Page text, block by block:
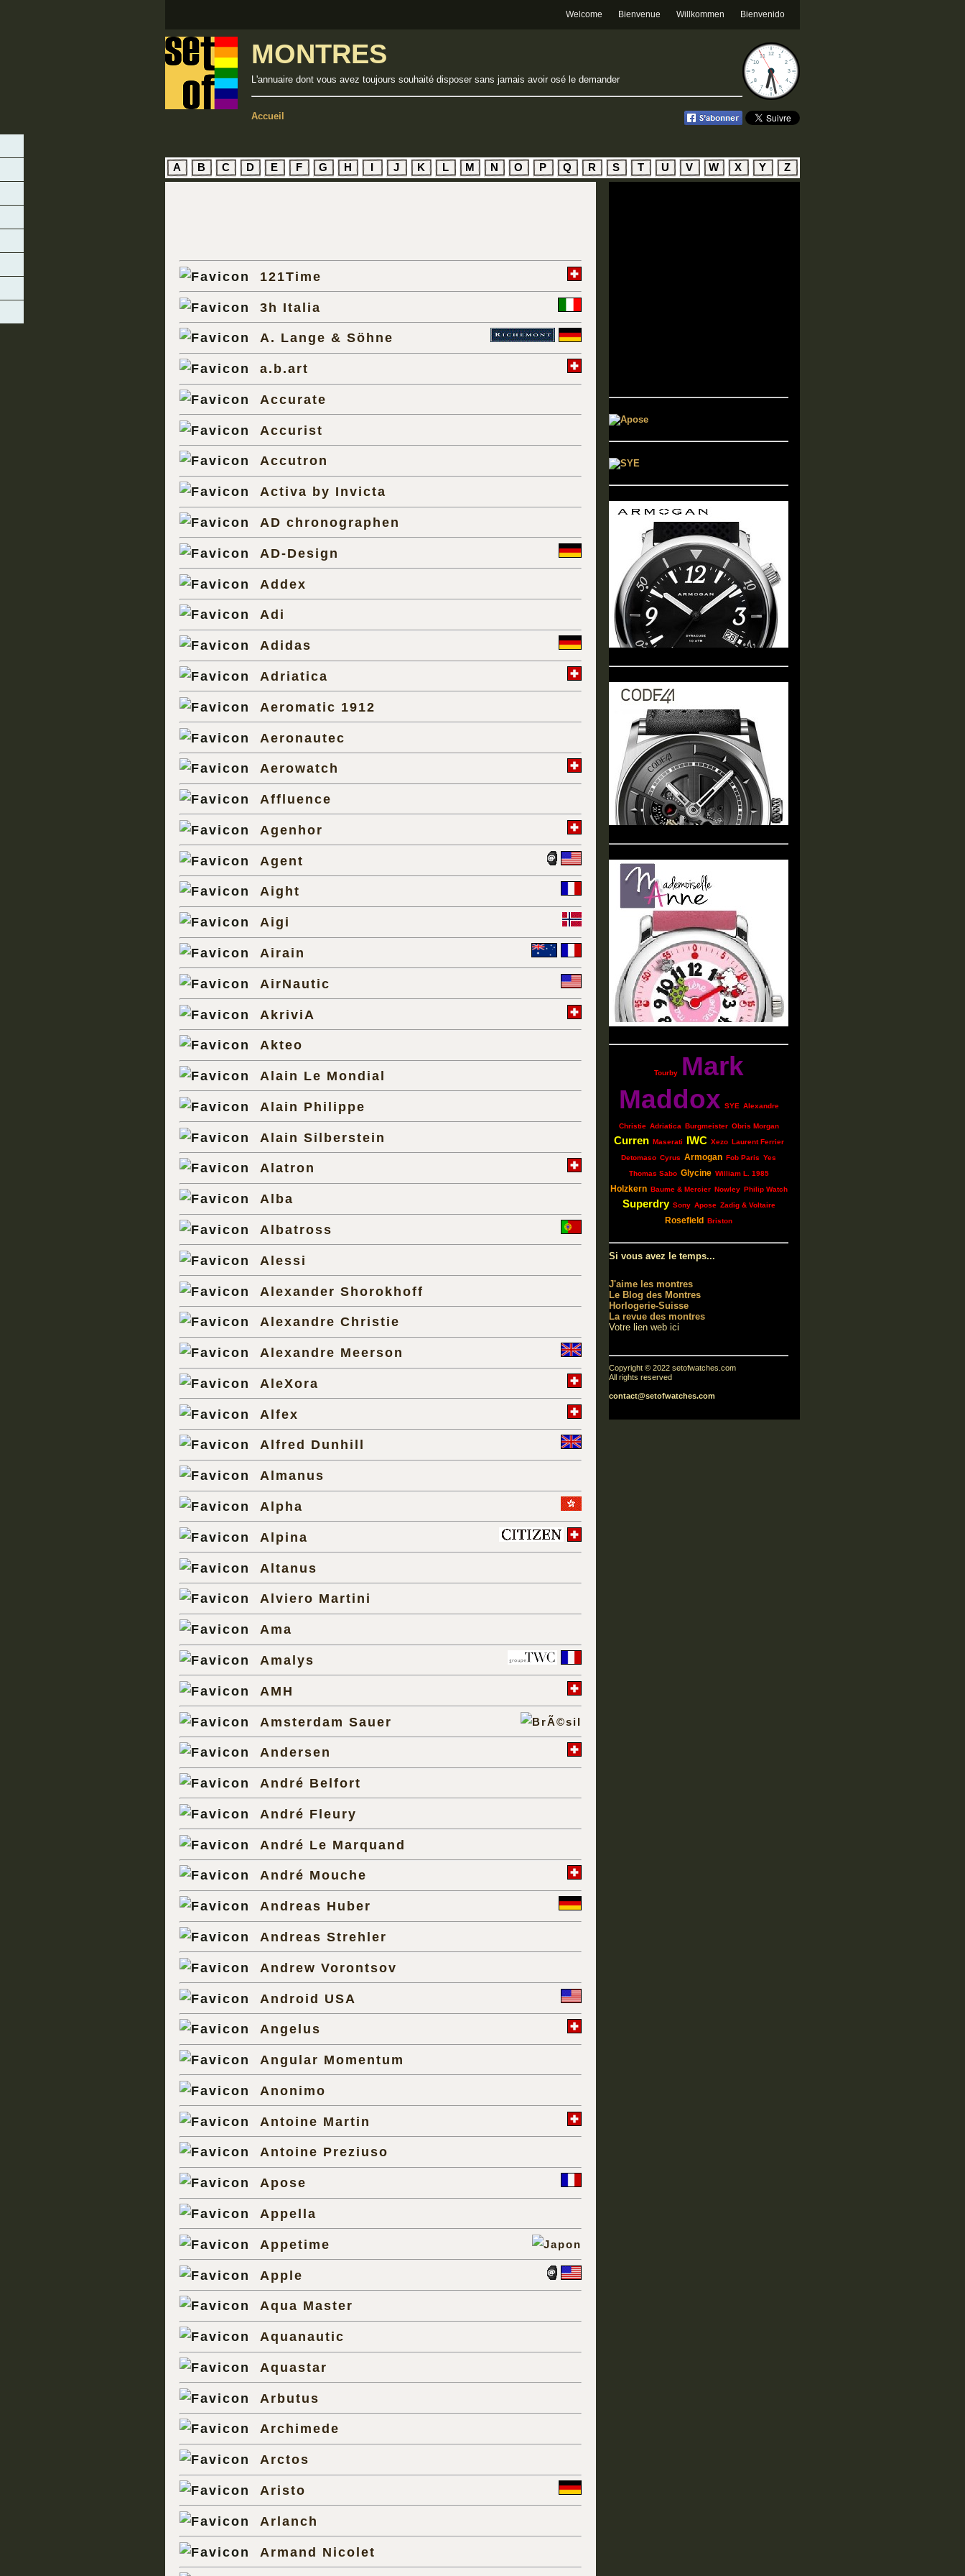
Bienvenido
Willkommen
Bienvenue
Welcome
MONTRES
L'annuaire dont vous avez toujours souhaité disposer sans jamais avoir osé le demander
Accueil
A B C D E F G H I J K L M N O P Q R S T U V W X Y Z
121Time
3h Italia
A. Lange & Söhne
a.b.art
Accurate
Accurist
Accutron
Activa by Invicta
AD chronographen
AD-Design
Addex
Adi
Adidas
Adriatica
Aeromatic 1912
Aeronautec
Aerowatch
Affluence
Agenhor
Agent
Aight
Aigi
Airain
AirNautic
AkriviA
Akteo
Alain Le Mondial
Alain Philippe
Alain Silberstein
Alatron
Alba
Albatross
Alessi
Alexander Shorokhoff
Alexandre Christie
Alexandre Meerson
AleXora
Alfex
Alfred Dunhill
Almanus
Alpha
Alpina
Altanus
Alviero Martini
Ama
Amalys
AMH
Amsterdam Sauer
Andersen
André Belfort
André Fleury
André Le Marquand
André Mouche
Andreas Huber
Andreas Strehler
Andrew Vorontsov
Android USA
Angelus
Angular Momentum
Anonimo
Antoine Martin
Antoine Preziuso
Apose
Appella
Appetime
Apple
Aqua Master
Aquanautic
Aquastar
Arbutus
Archimede
Arctos
Aristo
Arlanch
Armand Nicolet
Tourby
Mark
Maddox SYE Alexandre
Christie Adriatica Burgmeister Obris Morgan
Curren Maserati IWC Xezo Laurent Ferrier
Detomaso Cyrus Armogan Fob Paris Yes
Thomas Sabo Glycine William L. 1985
Holzkern Baume & Mercier Nowley Philip Watch
Superdry Sony Apose Zadig & Voltaire
Rosefield Briston
Si vous avez le temps...
J'aime les montres
Le Blog des Montres
Horlogerie-Suisse
La revue des montres
Votre lien web ici
Copyright © 2022 setofwatches.com
All rights reserved
contact@setofwatches.com